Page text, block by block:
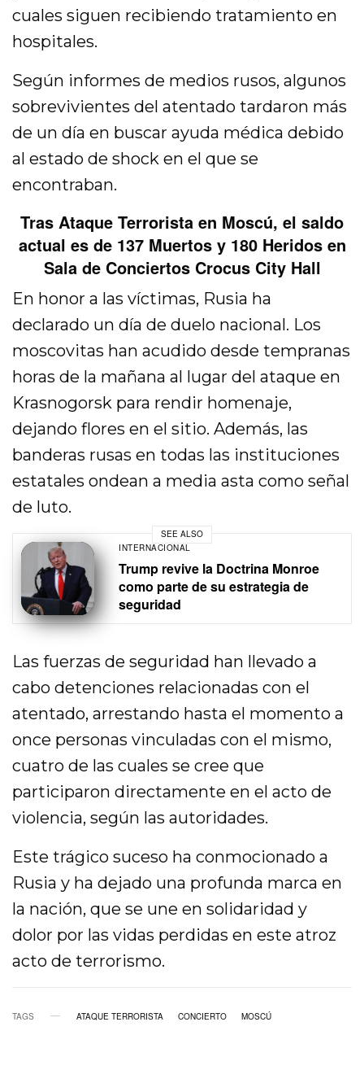
cuales siguen recibiendo tratamiento en
hospitales.
Según informes de medios rusos, algunos
sobrevivientes del atentado tardaron más
de un día en buscar ayuda médica debido
al estado de shock en el que se
encontraban.
Tras Ataque Terrorista en Moscú, el saldo
actual es de 137 Muertos y 180 Heridos en
Sala de Conciertos Crocus City Hall
En honor a las víctimas, Rusia ha
declarado un día de duelo nacional. Los
moscovitas han acudido desde tempranas
horas de la mañana al lugar del ataque en
Krasnogorsk para rendir homenaje,
dejando flores en el sitio. Además, las
banderas rusas en todas las instituciones
estatales ondean a media asta como señal
de luto.
SEE ALSO
INTERNACIONAL
Trump revive la Doctrina Monroe
como parte de su estrategia de
seguridad
Las fuerzas de seguridad han llevado a
cabo detenciones relacionadas con el
atentado, arrestando hasta el momento a
once personas vinculadas con el mismo,
cuatro de las cuales se cree que
participaron directamente en el acto de
violencia, según las autoridades.
Este trágico suceso ha conmocionado a
Rusia y ha dejado una profunda marca en
la nación, que se une en solidaridad y
dolor por las vidas perdidas en este atroz
acto de terrorismo.
TAGS ATAQUE TERRORISTA CONCIERTO MOSCÚ